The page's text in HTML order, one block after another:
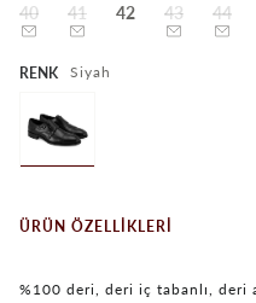
40 41 42 43 44
RENK Siyah
ÜRÜN ÖZELLIKLERI
%100 deri, deri iç tabanlı, deri